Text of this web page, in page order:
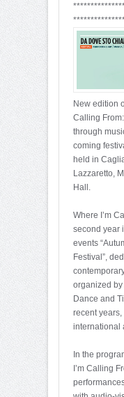
New edition
Calling
through
coming
held in
Lazzaretto,
Hall.
Where I’m
second year
events
Festival”,
organized
Dance and
recent
international
In the
I’m Calling